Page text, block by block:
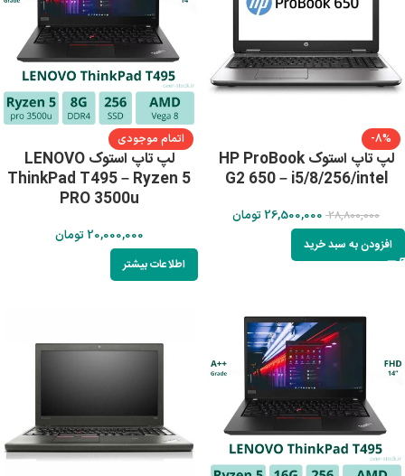
-8%
لپ تاپ استوک HP ProBook
G2 650 – i5/8/256/intel
28,800,000
26,500,000 تومان
افزودن به سبد خرید
اتمام موجودی
لپ تاپ استوک LENOVO
ThinkPad T495 – Ryzen 5
PRO 3500u
20,000,000 تومان
اطلاعات بیشتر